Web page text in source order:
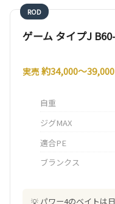
ROD
ゲーム タイプJ
実売約34,000〜
自重
ジグMAX
適合PE
ブランクス
パワー4のベイトは